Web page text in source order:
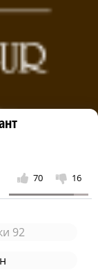
70 16
92